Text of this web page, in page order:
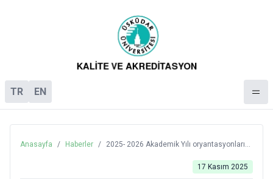
TR EN
Anasayfa / Haberler /
2025- 2026 Akademik Yılı oryantasyonları
17 Kasım 2025